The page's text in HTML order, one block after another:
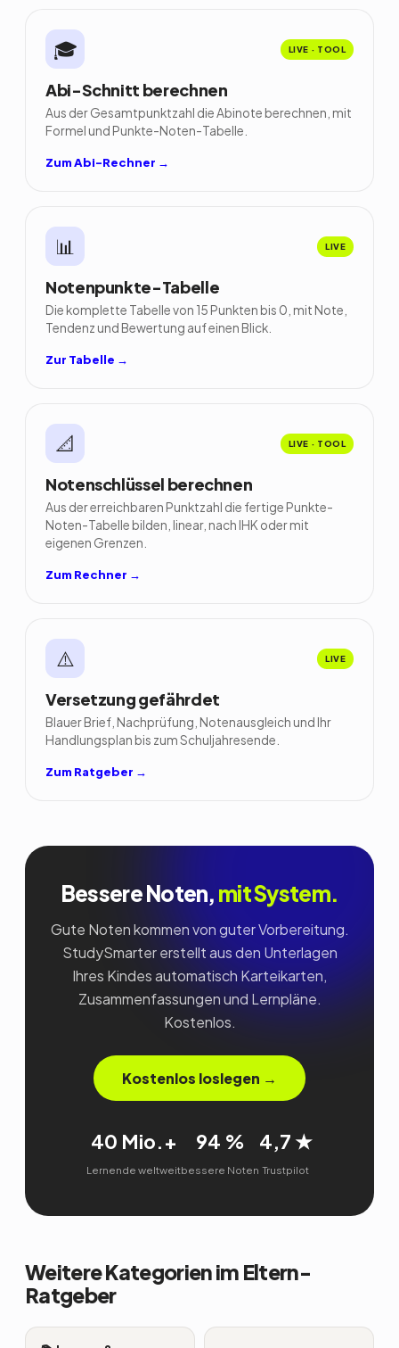
🎓 LIVE · TOOL
Abi-Schnitt berechnen
Aus der Gesamtpunktzahl die Abinote berechnen, mit
Formel und Punkte-Noten-Tabelle.
Zum Abi-Rechner →
📊 LIVE
Notenpunkte-Tabelle
Die komplette Tabelle von 15 Punkten bis 0, mit Note,
Tendenz und Bewertung auf einen Blick.
Zur Tabelle →
📐 LIVE · TOOL
Notenschlüssel berechnen
Aus der erreichbaren Punktzahl die fertige Punkte-
Noten-Tabelle bilden, linear, nach IHK oder mit
eigenen Grenzen.
Zum Rechner →
⚠️ LIVE
Versetzung gefährdet
Blauer Brief, Nachprüfung, Notenausgleich und Ihr
Handlungsplan bis zum Schuljahresende.
Zum Ratgeber →
Bessere Noten, mit System.
Gute Noten kommen von guter Vorbereitung.
StudySmarter erstellt aus den Unterlagen
Ihres Kindes automatisch Karteikarten,
Zusammenfassungen und Lernpläne.
Kostenlos.
Kostenlos loslegen →
40 Mio.+
Lernende weltweit
94 %
bessere Noten
4,7 ★
Trustpilot
Weitere Kategorien im Eltern-
Ratgeber